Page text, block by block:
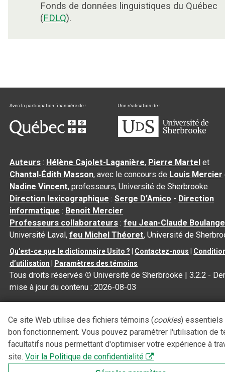
Fonds de données linguistiques du Québec
(FDLQ).
Auteurs : Hélène Cajolet-Laganière, Pierre Martel et
Chantal‑Édith Masson, avec le concours de Louis Mercier
Nadine Vincent, professeurs, Université de Sherbrooke
Direction lexicographique :Serge D’Amico - Direction
informatique : Benoit Mercier
Professeurs collaborateurs :feu Jean-Claude
Université Laval,feu Michel Théoret, Université de
Qu’est-ce que le dictionnaire Usito ? Contactez-nous
d’utilisation
Paramètres des témoins
Tous droits réservés © Université de Sherbrooke |3.2.2 -
mise à jour du contenu :2026-08-03
Ce site Web utilise des fichiers témoins (cookies) essentiels
bon fonctionnement. Vous pouvez paramétrer l'utilisation de
facultatifs nous permettant d'optimiser votre expérience à
site. Voir la Politique de confidentialité